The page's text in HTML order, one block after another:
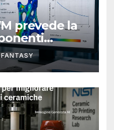
prevede la
in 3D
FANTASY